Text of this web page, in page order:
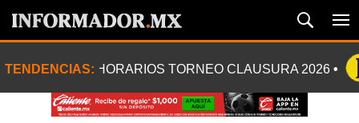
TENDENCIAS: HORARIOS TORNEO CLAUSURA 2026